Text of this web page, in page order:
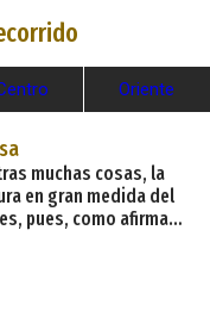
Oriente
muchas cosas, la
en gran medida del
pues, como afirma
de la cordillera